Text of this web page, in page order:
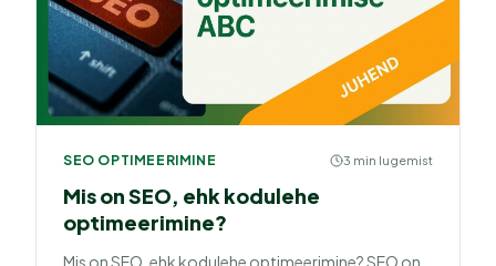
SEO OPTIMEERIMINE 3 min lugemist
Mis on SEO, ehk kodulehe
optimeerimine?
Mis on SEO, ehk kodulehe optimeerimine? SEO on